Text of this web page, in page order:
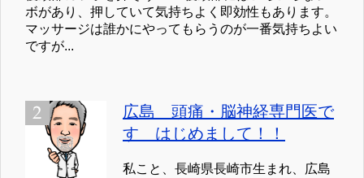
ボがあり、押していて気持ちよく即効性もあります。
マッサージは誰かにやってもらうのが一番気持ちよい
ですが...
広島 頭痛・脳神経専門医で
す はじめまして！！
私こと、長崎県長崎市生まれ、広島